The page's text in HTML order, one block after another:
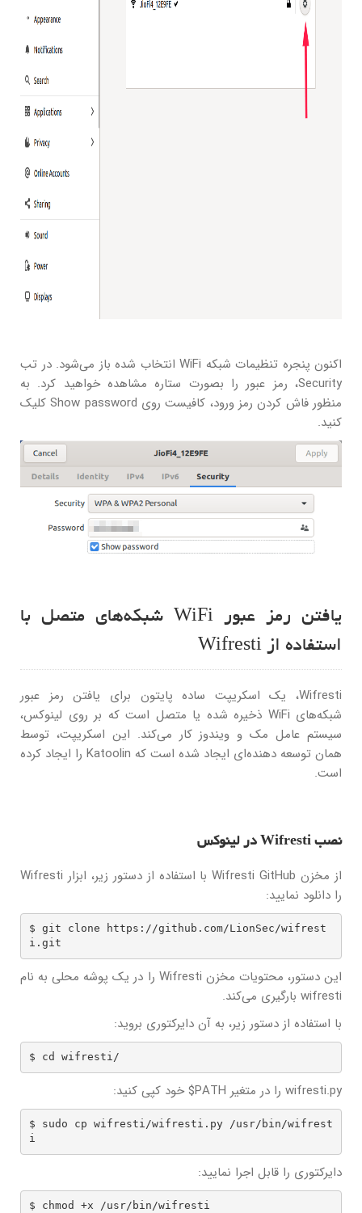
اکنون پنجره تنظیمات شبکه WiFi انتخاب شده باز می‌شود. در تب
Security، رمز عبور را بصورت ستاره مشاهده خواهید کرد. به
منظور فاش کردن رمز ورود، کافیست روی Show password کلیک
کنید.
یافتن رمز عبور WiFi شبکه‌های متصل با
استفاده از Wifresti
Wifresti، یک اسکریپت ساده پایتون برای یافتن رمز عبور
شبکه‌های WiFi ذخیره شده یا متصل است که بر روی لینوکس،
سیستم عامل مک و ویندوز کار می‌کند. این اسکریپت، توسط
همان توسعه دهنده‌ای ایجاد شده است که Katoolin را ایجاد کرده
است.
نصب Wifresti در لینوکس
از مخزن Wifresti GitHub با استفاده از دستور زیر، ابزار Wifresti
را دانلود نمایید:
$ git clone https://github.com/LionSec/wifrest
i.git
این دستور، محتویات مخزن Wifresti را در یک پوشه محلی به نام
wifresti بارگیری می‌کند.
با استفاده از دستور زیر، به آن دایرکتوری بروید:
$ cd wifresti/
wifresti.py را در متغیر PATH$ خود کپی کنید:
$ sudo cp wifresti/wifresti.py /usr/bin/wifrest
i
دایرکتوری را قابل اجرا نمایید:
$ chmod +x /usr/bin/wifresti